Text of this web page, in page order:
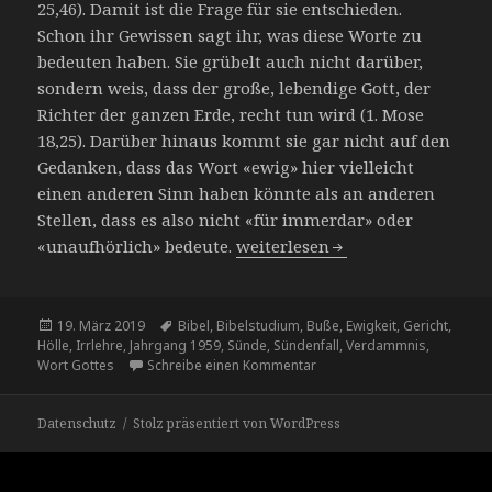
25,46). Damit ist die Frage für sie entschieden.
Schon ihr Gewissen sagt ihr, was diese Worte zu
bedeuten haben. Sie grübelt auch nicht darüber,
sondern weis, dass der große, lebendige Gott, der
Richter der ganzen Erde, recht tun wird (1. Mose
18,25). Darüber hinaus kommt sie gar nicht auf den
Gedanken, dass das Wort «ewig» hier vielleicht
einen anderen Sinn haben könnte als an anderen
Stellen, dass es also nicht «für immerdar» oder
«unaufhörlich» bedeute.Die ewige Verdammnis
weiterlesen
Veröffentlicht
am
19. März 2019 Schlagwörter
Bibel, Bibelstudium, Buße, Ewigkeit, Gericht,
Hölle, Irrlehre, Jahrgang 1959, Sünde, Sündenfall,Verdammnis,
Wort Gottes
Schreibe einen Kommentarzu Die ewige Verdammnis
Datenschutz Stolz präsentiert von WordPress